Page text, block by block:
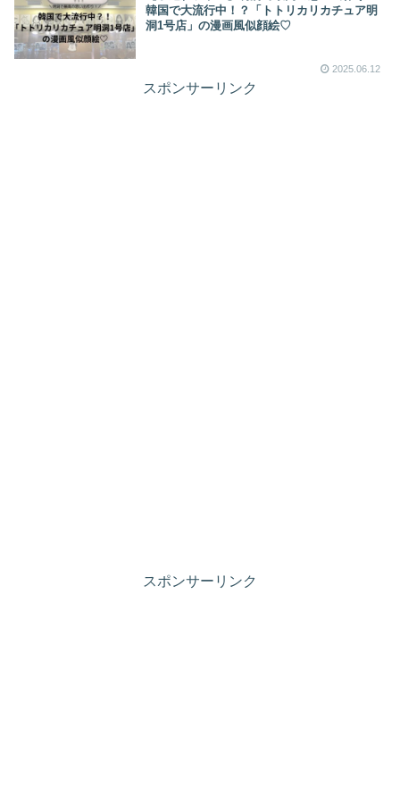
韓国で大流行中！？「トトリカリカチュア明
洞1号店」の漫画風似顔絵♡
2025.06.12
スポンサーリンク
スポンサーリンク